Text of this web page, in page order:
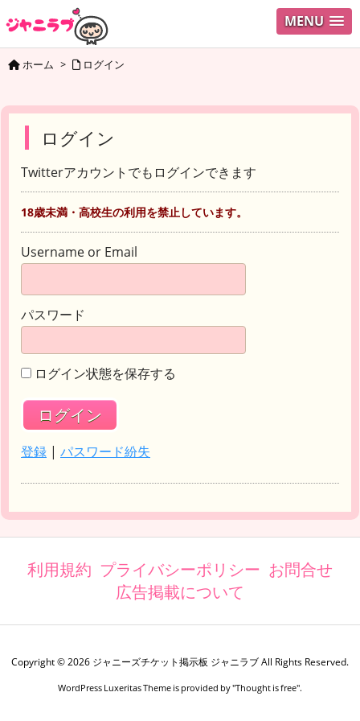
MENU
ホーム > ログイン
ログイン
Twitterアカウントでもログインできます
18歳未満・高校生の利用を禁止しています。
Username or Email
パスワード
ログイン状態を保存する
登録 | パスワード紛失
利用規約 プライバシーポリシー お問合せ
広告掲載について
Copyright ©2026 ジャニーズチケット掲示板 ジャニラブAll Rights Reserved.
WordPress Luxeritas Theme is provided by "Thought is free".